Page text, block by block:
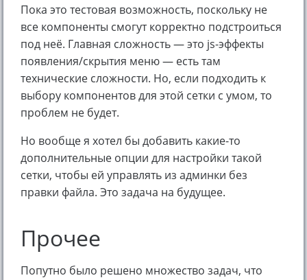
Пока это тестовая возможность, поскольку не
все компоненты смогут корректно подстроиться
под неё. Главная сложность — это js-эффекты
появления/скрытия меню — есть там
технические сложности. Но, если подходить к
выбору компонентов для этой сетки с умом, то
проблем не будет.
Но вообще я хотел бы добавить какие-то
дополнительные опции для настройки такой
сетки, чтобы ей управлять из админки без
правки файла. Это задача на будущее.
Прочее
Попутно было решено множество задач, что